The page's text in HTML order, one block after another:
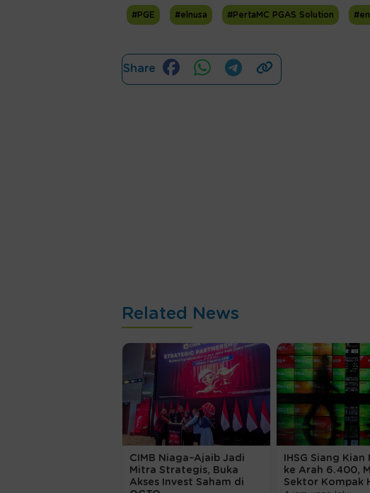
#PGE #elnusa #PertaMC PGAS Solution
Share
Related News
CIMB Niaga–Ajaib Jadi
Mitra Strategis, Buka
Akses Invest Saham di
IHSG Siang Kian
ke Arah 6.400,
Sektor Kompak